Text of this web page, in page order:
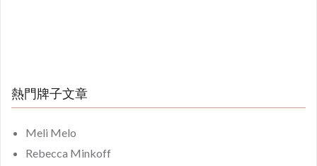
熱門牌子文章
Meli Melo
Rebecca Minkoff